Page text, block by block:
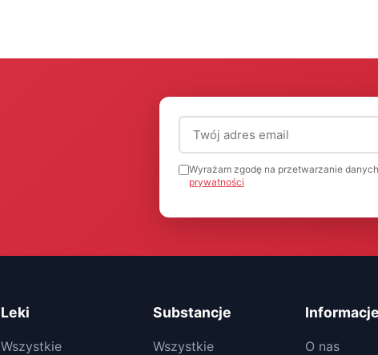
Adres email (wymagany)
Wyrażam zgodę na przetwarzanie
prywatności
Leki
Wszystkie
Substancje
Wszystkie
Informacje
O nas